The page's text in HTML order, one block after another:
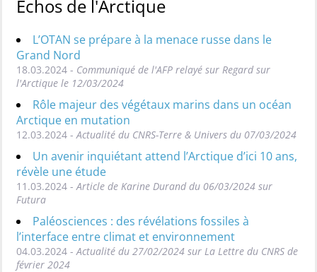
Echos de l'Arctique
L’OTAN se prépare à la menace russe dans le
Grand Nord
18.03.2024 - Communiqué de l'AFP relayé sur Regard sur
l'Arctique le 12/03/2024
Rôle majeur des végétaux marins dans un océan
Arctique en mutation
12.03.2024 - Actualité du CNRS-Terre & Univers du 07/03/2024
Un avenir inquiétant attend l’Arctique d’ici 10 ans,
révèle une étude
11.03.2024 - Article de Karine Durand du 06/03/2024 sur
Futura
Paléosciences : des révélations fossiles à
l’interface entre climat et environnement
04.03.2024 - Actualité du 27/02/2024 sur La Lettre du CNRS de
février 2024